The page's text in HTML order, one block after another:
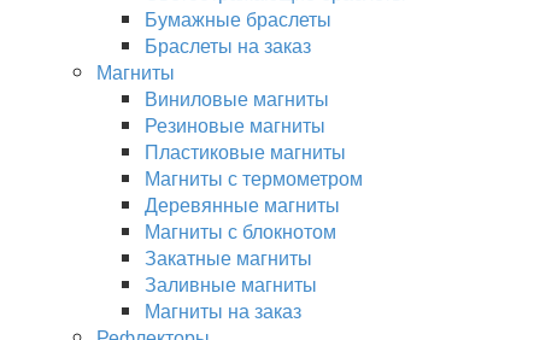
Бумажные браслеты
Браслеты на заказ
Магниты
Виниловые магниты
Резиновые магниты
Пластиковые магниты
Магниты с термометром
Деревянные магниты
Магниты с блокнотом
Закатные магниты
Заливные магниты
Магниты на заказ